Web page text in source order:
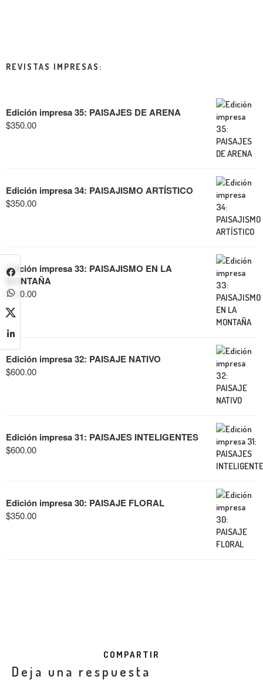
REVISTAS IMPRESAS:
Edición impresa 35: PAISAJES DE ARENA
$350.00
Edición impresa 34: PAISAJISMO ARTÍSTICO
$350.00
Edición impresa 33: PAISAJISMO EN LA
MONTAÑA
$600.00
Edición impresa 32: PAISAJE NATIVO
$600.00
Edición impresa 31: PAISAJES INTELIGENTES
$600.00
Edición impresa 30: PAISAJE FLORAL
$350.00
COMPARTIR
Deja una respuesta